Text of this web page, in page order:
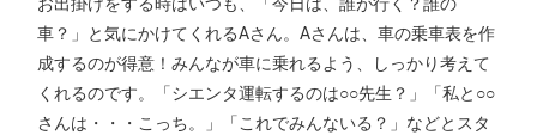
お出掛けをする時はいつも、「今日は、誰が行く？誰の
車？」と気にかけてくれるAさん。Aさんは、車の乗車表を作
成するのが得意！みんなが車に乗れるよう、しっかり考えて
くれるのです。「シエンタ運転するのは○○先生？」「私と○○
さんは・・・こっち。」「これでみんないる？」などとスタ